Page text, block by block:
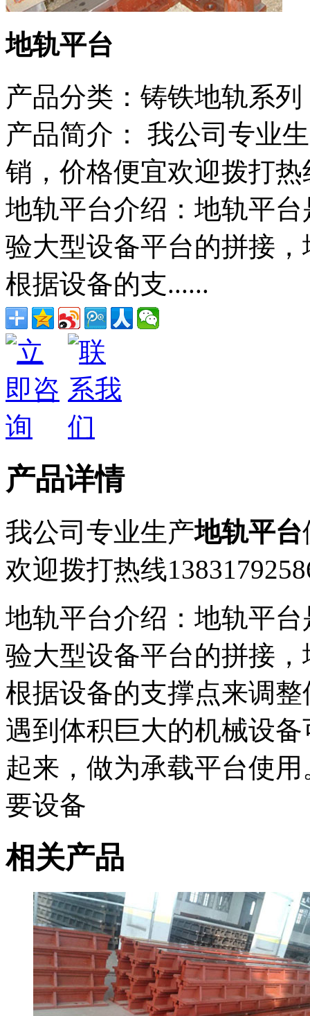
地轨平台
产品分类： 铸铁地轨系列
产品简介：
我公司专业
销，价格便宜欢迎拨打热
地轨平台介绍：地轨平
验大型设备平台的拼接
根据设备的支......
产品详情
我公司专业生产地轨平台
欢迎拨打热线
地轨平台介绍：地轨平
验大型设备平台的拼接
根据设备的支撑点来调
遇到体积巨大的机械设
起来，做为承载平台使
要设备
相关产品